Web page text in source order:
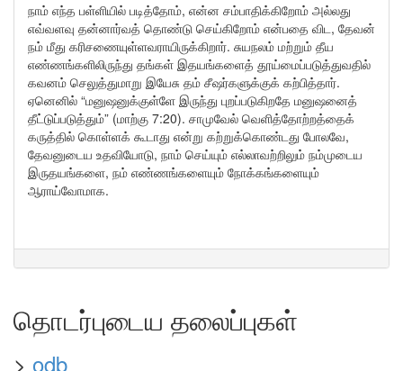
நாம் எந்த பள்ளியில் படித்தோம், என்ன சம்பாதிக்கிறோம் அல்லது
எவ்வளவு தன்னார்வத் தொண்டு செய்கிறோம் என்பதை விட, தேவன்
நம் மீது கரிசணையுள்ளவராயிருக்கிறார். சுயநலம் மற்றும் தீய
எண்ணங்களிலிருந்து தங்கள் இதயங்களைத் தூய்மைப்படுத்துவதில்
கவனம் செலுத்துமாறு இயேசு தம் சீஷர்களுக்குக் கற்பித்தார்.
ஏனெனில் “மனுஷனுக்குள்ளே இருந்து புறப்படுகிறதே மனுஷனைத்
தீட்டுப்படுத்தும்” (மாற்கு 7:20). சாமுவேல் வெளித்தோற்றத்தைக்
கருத்தில் கொள்ளக் கூடாது என்று கற்றுக்கொண்டது போலவே,
தேவனுடைய உதவியோடு, நாம் செய்யும் எல்லாவற்றிலும் நம்முடைய
இருதயங்களை, நம் எண்ணங்களையும் நோக்கங்களையும்
ஆராய்வோமாக.
தொடர்புடைய தலைப்புகள்
> odb